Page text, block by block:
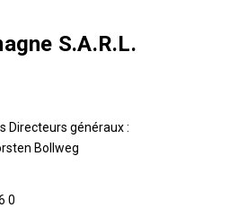
S.A.R.L.
Directeurs généraux :
Bollweg
0